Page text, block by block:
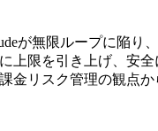
が無限ループに陥り
上限を引き上げ、安
金リスク管理の観点か